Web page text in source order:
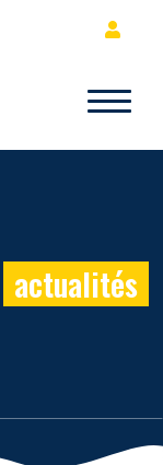
actualités